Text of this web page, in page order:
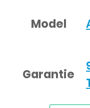
Model
Garantie